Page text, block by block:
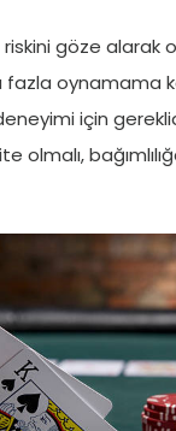
göze alarak
oynamama
için
olmalı,